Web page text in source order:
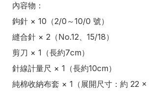
內容物：
鉤針 × 10（2/0～10/0 號）
縫合針 × 2（No.12、15/18）
剪刀 × 1（長約7cm）
針線計量尺 × 1（長約10cm）
純棉收納布套 × 1（展開尺寸：約 22 ×